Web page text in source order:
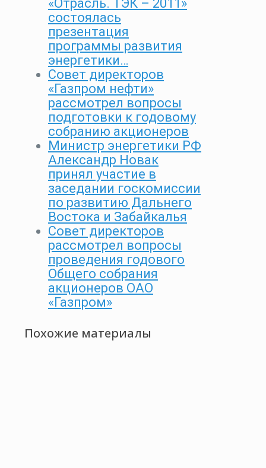
«Отрасль. ТЭК – 2011»
состоялась
презентация
программы развития
энергетики…
Совет директоров
«Газпром нефти»
рассмотрел вопросы
подготовки к годовому
собранию акционеров
Министр энергетики РФ
Александр Новак
принял участие в
заседании госкомиссии
по развитию Дальнего
Востока и Забайкалья
Совет директоров
рассмотрел вопросы
проведения годового
Общего собрания
акционеров ОАО
«Газпром»
Похожие материалы